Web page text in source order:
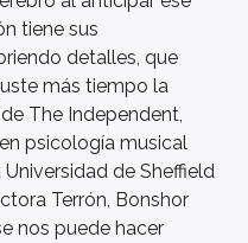
tiene sus
detalles, que
más tiempo la
The Independent,
psicología musical
de Sheffield
Terrón, Bonshor
nos puede hacer